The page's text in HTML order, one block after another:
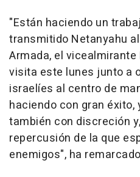
"Están haciendo un
transmitido Netanyahu
Armada, el vicealmirante
visita este lunes junto a
israelíes al centro de
haciendo con gran éxito,
también con discreción
repercusión de la que
enemigos", ha